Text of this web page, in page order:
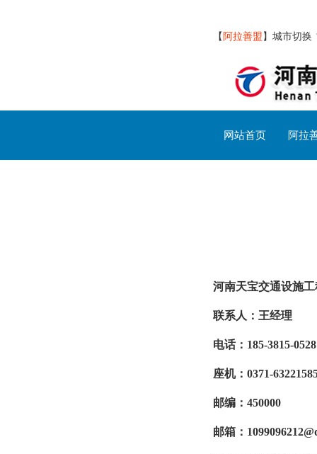
【阿拉善盟】 城市切换
网站首页 阿拉
河南天宝交通设施
联系人：王经理
电话：185-3815-
座机：0371-
邮编：450000
邮箱：